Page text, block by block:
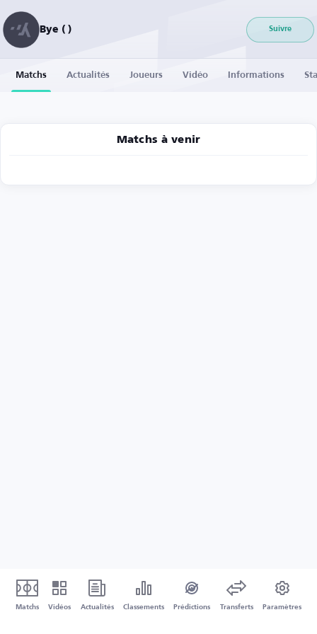
Bye ( ) Suivre
Matchs Actualités Joueurs Vidéo Informations
Matchs à venir
Matchs Vidéos Actualités Classements Prédictions Transferts Paramètres